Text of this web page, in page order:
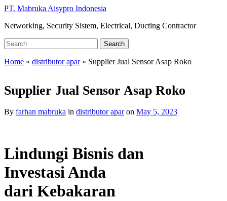
Skip
main
PT. Mabruka Aisypro Indonesia
Networking, Security Sistem, Electrical, Ducting Contractor
Search
for:
Search
Home » distributor apar» Supplier Jual Sensor Asap Roko
Supplier Jual Sensor Asap Roko
By farhan mabruka in distributor aparon May 5, 2023
Lindungi Bisnis dan
Investasi Anda
dari Kebakaran